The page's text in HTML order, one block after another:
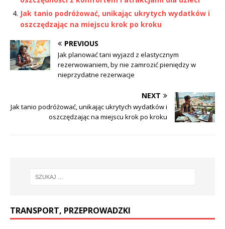
Jak tanio podróżować, unikając ukrytych wydatków i
oszczędzając na miejscu krok po kroku
PREVIOUS
Jak planować tani wyjazd z elastycznym
rezerwowaniem, by nie zamrozić pieniędzy w
nieprzydatne rezerwacje
NEXT
Jak tanio podróżować, unikając ukrytych wydatków i
oszczędzając na miejscu krok po kroku
TRANSPORT, PRZEPROWADZKI